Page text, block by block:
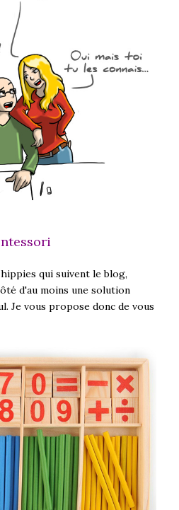
qui suivent le blog,
d'au moins une solution
Je vous propose donc de vous